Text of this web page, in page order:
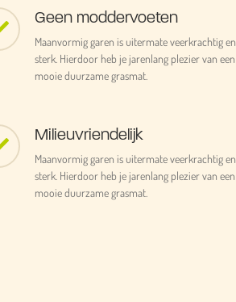
Geen moddervoeten
Maanvormig garen is uitermate veerkrachtig en
sterk. Hierdoor heb je jarenlang plezier van een
mooie duurzame grasmat.
Milieuvriendelijk
Maanvormig garen is uitermate veerkrachtig en
sterk. Hierdoor heb je jarenlang plezier van een
mooie duurzame grasmat.